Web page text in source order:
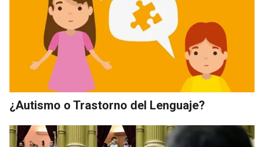
¿Autismo o Trastorno del Lenguaje?